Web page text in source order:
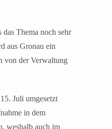
Thema noch sehr
aus Gronau ein
von der Verwaltung
Juli umgesetzt
in dem
weshalb auch im